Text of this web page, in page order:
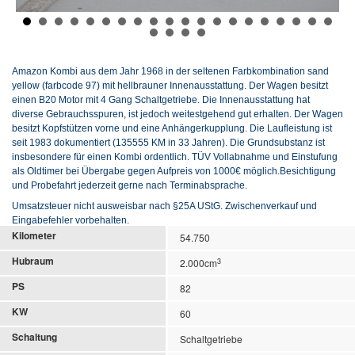
Amazon Kombi aus dem Jahr 1968 in der seltenen Farbkombination sand
yellow (farbcode 97) mit hellbrauner Innenausstattung. Der Wagen besitzt
einen B20 Motor mit 4 Gang Schaltgetriebe. Die Innenausstattung hat
diverse Gebrauchsspuren, ist jedoch weitestgehend gut erhalten. Der Wagen
besitzt Kopfstützen vorne und eine Anhängerkupplung. Die Laufleistung ist
seit 1983 dokumentiert (135555 KM in 33 Jahren). Die Grundsubstanz ist
insbesondere für einen Kombi ordentlich. TÜV Vollabnahme und Einstufung
als Oldtimer bei Übergabe gegen Aufpreis von 1000€ möglich. Besichtigung
und Probefahrt jederzeit gerne nach Terminabsprache.
Umsatzsteuer nicht ausweisbar nach §25A UStG. Zwischenverkauf und
Eingabefehler vorbehalten.
Kilometer 54.750
Hubraum 2.000cm3
PS 82
KW 60
Schaltung Schaltgetriebe